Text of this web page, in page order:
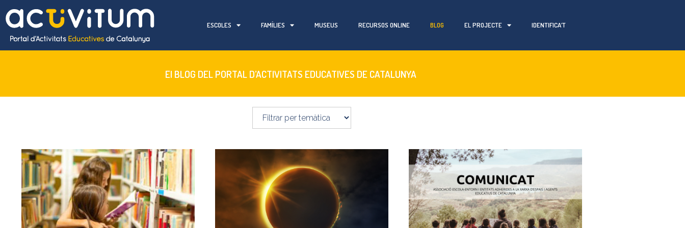
ESCOLES FAMÍLIES MUSEUS RECURSOS ONLINE BLOG EL PROJECTE IDENTIFICA’T
El BLOG DEL PORTAL D’ACTIVITATS EDUCATIVES DE CATALUNYA